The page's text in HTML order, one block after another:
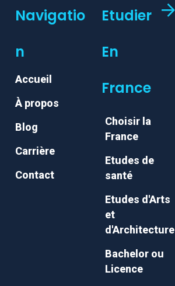
Navigatio
N
Accueil
À propos
Blog
Carrière
Contact
Etudier
En
France
Choisir la
France
Etudes de
santé
Etudes d'Arts
et
d'Architecture
Bachelor ou
Licence